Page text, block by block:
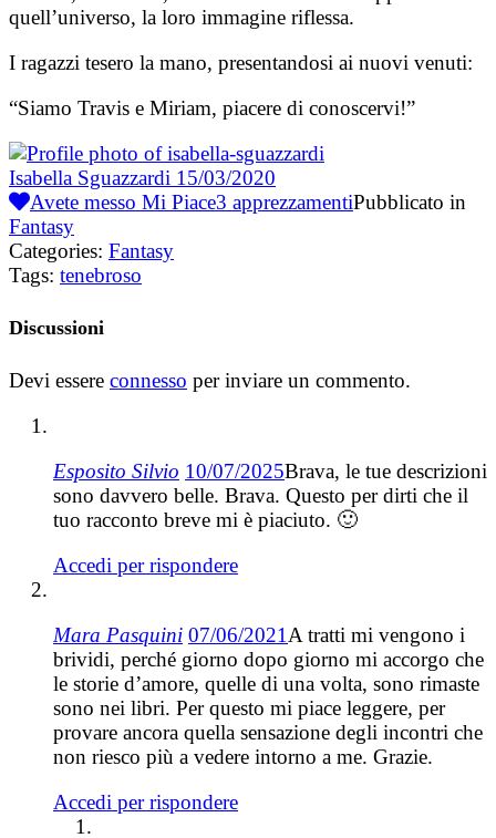
quell’universo, la loro immagine riflessa.
I ragazzi tesero la mano, presentandosi ai nuovi venuti:
“Siamo Travis e Miriam, piacere di conoscervi!”
Isabella Sguazzardi 15/03/2020
Avete messo Mi Piace3 apprezzamentiPubblicato in
Fantasy
Categories: Fantasy
Tags: tenebroso
Discussioni
Devi essere connesso per inviare un commento.
Esposito Silvio 10/07/2025Brava, le tue descrizioni
sono davvero belle. Brava. Questo per dirti che il
tuo racconto breve mi è piaciuto. 🙂
Accedi per rispondere
Mara Pasquini 07/06/2021A tratti mi vengono i
brividi, perché giorno dopo giorno mi accorgo che
le storie d’amore, quelle di una volta, sono rimaste
sono nei libri. Per questo mi piace leggere, per
provare ancora quella sensazione degli incontri che
non riesco più a vedere intorno a me. Grazie.
Accedi per rispondere